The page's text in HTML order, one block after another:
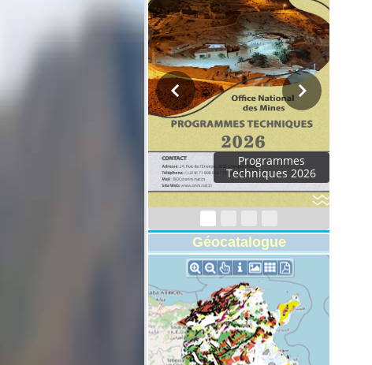
Rapport d'activités
2024
Géocatalogue